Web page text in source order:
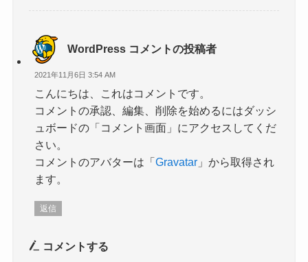
WordPress コメントの投稿者
2021年11月6日 3:54 AM
こんにちは、これはコメントです。
コメントの承認、編集、削除を始めるにはダッシ
ュボードの「コメント画面」にアクセスしてくだ
さい。
コメントのアバターは「Gravatar 」から取得され
ます。
返信
コメントする